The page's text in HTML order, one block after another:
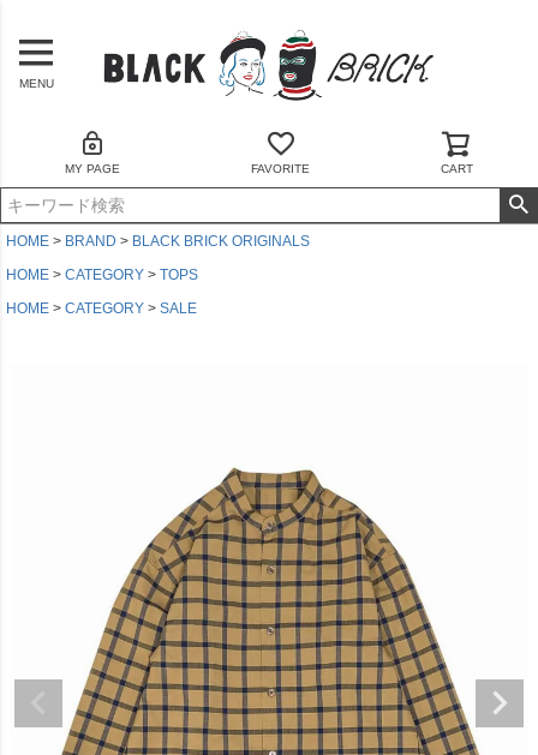
MENU
MY PAGE FAVORITE CART
HOME BRAND
BLACK BRICK ORIGINALS
HOME
CATEGORY
TOPS
HOME
CATEGORY SALE